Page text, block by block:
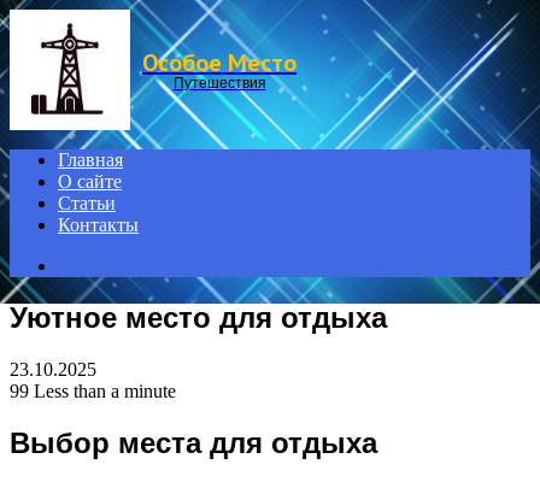
Menu
Особое Место
Путешествия
Главная
О сайте
Статьи
Контакты
Уютное место для отдыха
23.10.2025
99 Less than a minute
Выбор места для отдыха